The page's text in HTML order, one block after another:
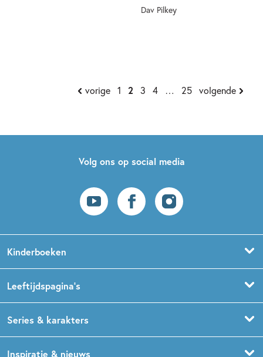
Dav Pilkey
vorige 1 2 3 4 … 25 volgende
Volg ons op social media
Kinderboeken
Prentenboeken
Leeftijdspagina’s
Boekentips 1,5 - 3 jaar
Series & karakters
Inspiratie & nieuws